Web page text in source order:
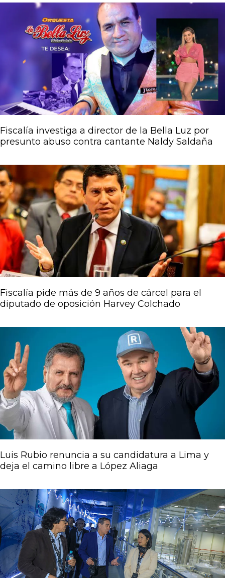
Fiscalía investiga a director de la Bella Luz por
presunto abuso contra cantante Naldy Saldaña
Fiscalía pide más de 9 años de cárcel para el
diputado de oposición Harvey Colchado
Luis Rubio renuncia a su candidatura a Lima y
deja el camino libre a López Aliaga